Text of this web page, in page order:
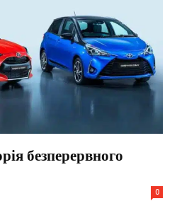
безперервного
0